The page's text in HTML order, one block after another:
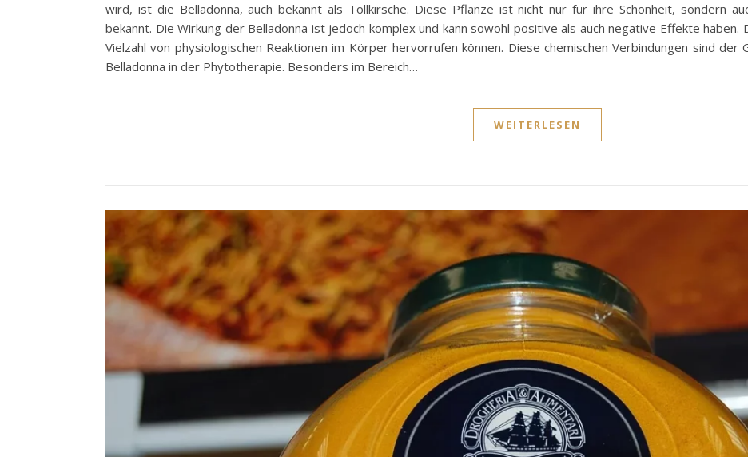
wird, ist die Belladonna, auch bekannt als Tollkirsche. Diese Pflanze ist nicht nur für ihre Schönheit, sondern
bekannt. Die Wirkung der Belladonna ist jedoch komplex und kann sowohl positive als auch negative Effekte haben.
Vielzahl von physiologischen Reaktionen im Körper hervorrufen können. Diese chemischen Verbindungen sind
Belladonna in der Phytotherapie. Besonders im Bereich…
WEITERLESEN